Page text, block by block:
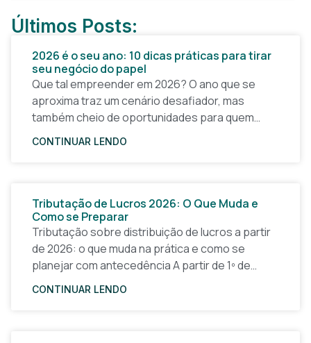
Últimos Posts:
2026 é o seu ano: 10 dicas práticas para tirar
seu negócio do papel
Que tal empreender em 2026? O ano que se
aproxima traz um cenário desafiador, mas
também cheio de oportunidades para quem
quer tirar uma ideia do papel e construir um
CONTINUAR LENDO
Tributação de Lucros 2026: O Que Muda e
Como se Preparar
Tributação sobre distribuição de lucros a partir
de 2026: o que muda na prática e como se
planejar com antecedência A partir de 1º de
janeiro de 2026, a forma
CONTINUAR LENDO